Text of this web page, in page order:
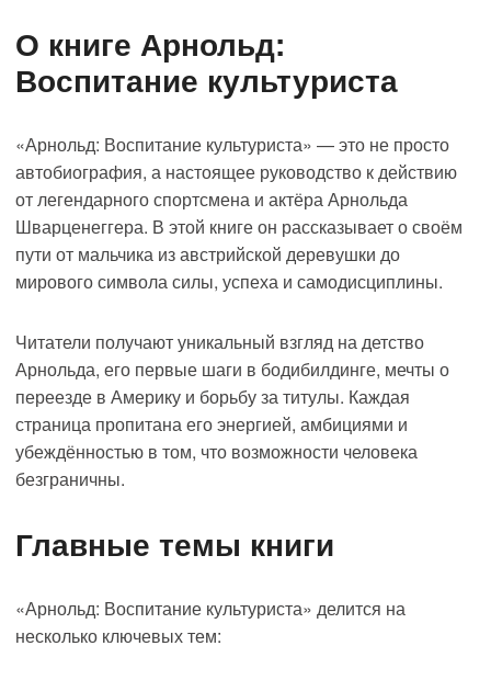
О книге Арнольд:
Воспитание культуриста
«Арнольд: Воспитание культуриста» — это не просто
автобиография, а настоящее руководство к действию
от легендарного спортсмена и актёра Арнольда
Шварценеггера. В этой книге он рассказывает о своём
пути от мальчика из австрийской деревушки до
мирового символа силы, успеха и самодисциплины.
Читатели получают уникальный взгляд на детство
Арнольда, его первые шаги в бодибилдинге, мечты о
переезде в Америку и борьбу за титулы. Каждая
страница пропитана его энергией, амбициями и
убеждённостью в том, что возможности человека
безграничны.
Главные темы книги
«Арнольд: Воспитание культуриста» делится на
несколько ключевых тем: